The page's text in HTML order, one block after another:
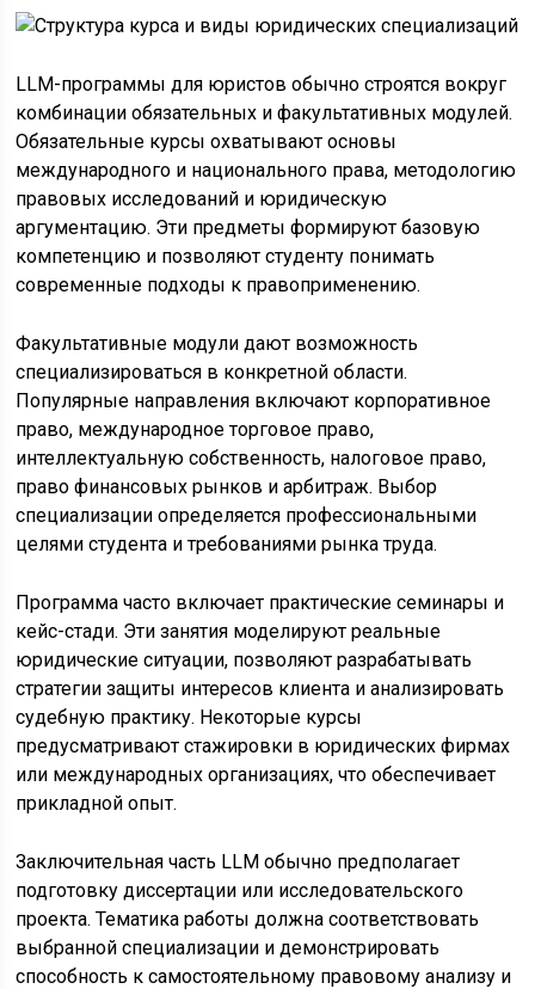
LLM-программы для юристов обычно строятся вокруг
комбинации обязательных и факультативных модулей.
Обязательные курсы охватывают основы
международного и национального права, методологию
правовых исследований и юридическую
аргументацию. Эти предметы формируют базовую
компетенцию и позволяют студенту понимать
современные подходы к правоприменению.
Факультативные модули дают возможность
специализироваться в конкретной области.
Популярные направления включают корпоративное
право, международное торговое право,
интеллектуальную собственность, налоговое право,
право финансовых рынков и арбитраж. Выбор
специализации определяется профессиональными
целями студента и требованиями рынка труда.
Программа часто включает практические семинары и
кейс-стади. Эти занятия моделируют реальные
юридические ситуации, позволяют разрабатывать
стратегии защиты интересов клиента и анализировать
судебную практику. Некоторые курсы
предусматривают стажировки в юридических фирмах
или международных организациях, что обеспечивает
прикладной опыт.
Заключительная часть LLM обычно предполагает
подготовку диссертации или исследовательского
проекта. Тематика работы должна соответствовать
выбранной специализации и демонстрировать
способность к самостоятельному правовому анализу и